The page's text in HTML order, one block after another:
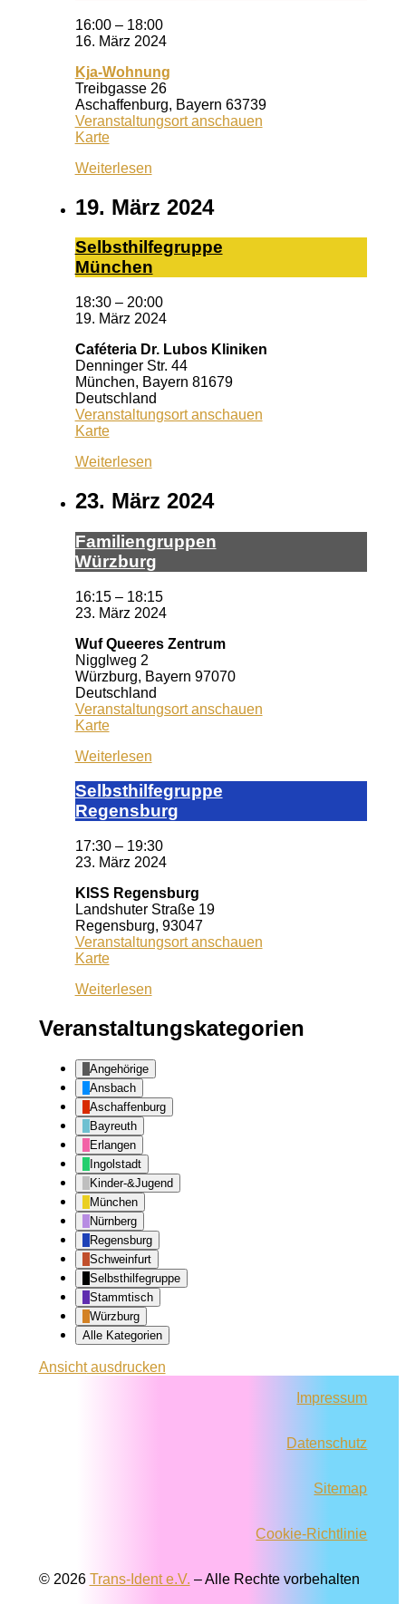
16:00 – 18:00
16. März 2024
Kja-Wohnung
Treibgasse 26
Aschaffenburg, Bayern 63739
Veranstaltungsort anschauen
KarteKja-
Weiterlesen
19. März 2024
Selbst­hil­fe­grup­pe
Mün­chen
18:30 – 20:00
19. März 2024
Caféteria Dr. Lubos Kliniken
Denninger Str. 44
München, Bayern 81679
Deutschland
Veranstaltungsort anschauen
KarteCaféteria
Lubos
Weiterlesen
23. März 2024
Fa­mi­li­en­grup­pen
Würz­burg
16:15 – 18:15
23. März 2024
Wuf Queeres Zentrum
Nigglweg 2
Würzburg, Bayern 97070
Deutschland
Veranstaltungsort anschauen
KarteWuf
Zentrum
Weiterlesen
Selbst­hil­fe­grup­pe
Re­gens­burg
17:30 – 19:30
23. März 2024
KISS Regensburg
Landshuter Straße 19
Regensburg, 93047
Veranstaltungsort anschauen
KarteKISS
Weiterlesen
Veranstaltungskategorien
Angehörige
Ansbach
Aschaffenburg
Bayreuth
Erlangen
Ingolstadt
Kinder-&Jugend
München
Nürnberg
Regensburg
Schweinfurt
Selbsthilfegruppe
Stammtisch
Würzburg
Alle Kategorien
Ansichtausdrucken
Impressum
Datenschutz
Sitemap
Cookie-Richtlinie
© 2026 Trans-Ident e.V. – Alle Rechte vorbehalten